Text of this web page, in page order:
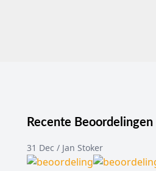
Recente Beoordelingen
31 Dec / Jan Stoker